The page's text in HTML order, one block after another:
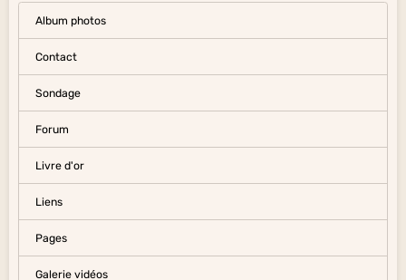
Album photos
Contact
Sondage
Forum
Livre d'or
Liens
Pages
Galerie vidéos